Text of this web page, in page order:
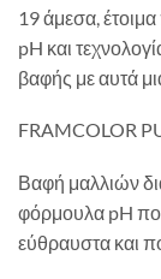
19 άμεσα,
pH και
βαφής με αυτά
FRAMCOLOR
Βαφή μαλλιών
φόρμουλα pH
εύθραυστα και